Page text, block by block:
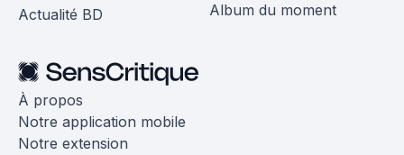
Actualité BD
Album du moment
À propos
Notre application mobile
Notre extension